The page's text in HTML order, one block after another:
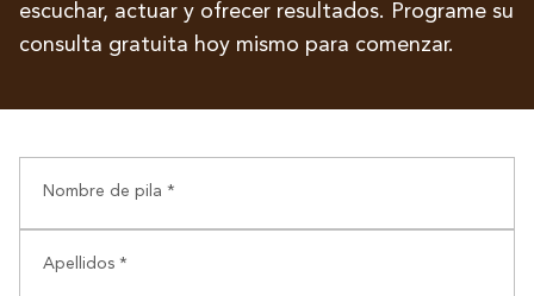
escuchar, actuar y ofrecer resultados. Programe su
consulta gratuita hoy mismo para comenzar.
Nombre de pila *
Apellidos *